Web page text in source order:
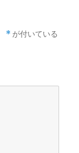
* が付いている